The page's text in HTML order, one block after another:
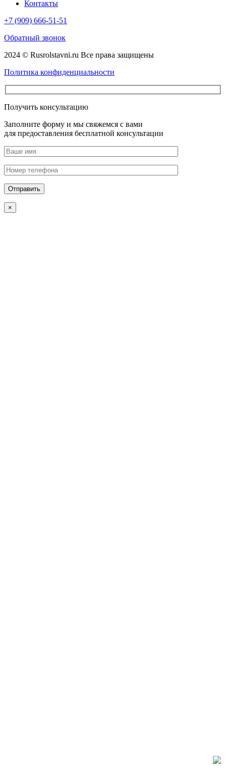
Контакты
+7 (909) 666-51-51
Обратный звонок
2024 © Rusrolstavni.ru Все права защищены
Политика конфиденциальности
Получить консультацию
Заполните форму и мы свяжемся с вами
для предоставления бесплатной консультации
×